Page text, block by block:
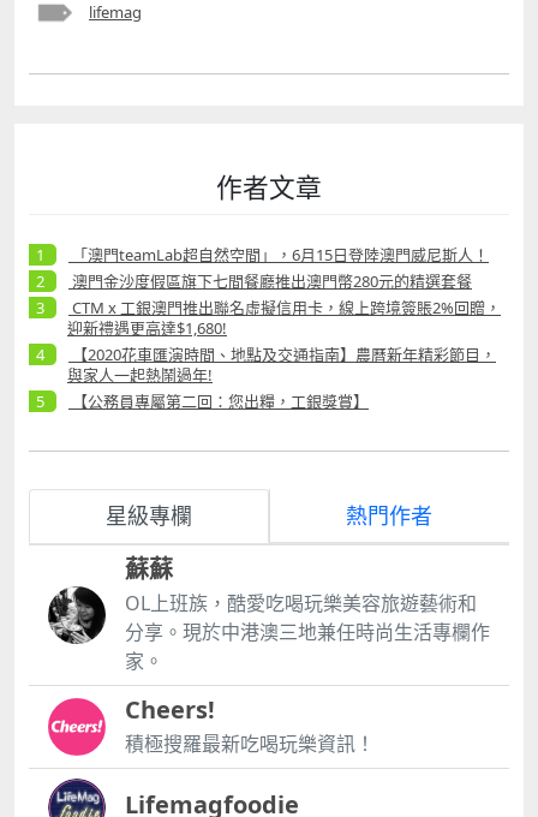
lifemag
作者文章
「澳門teamLab超自然空間」，6月15日登陸澳門威尼斯人！
澳門金沙度假區旗下七間餐廳推出澳門幣280元的精選套餐
CTM x 工銀澳門推出聯名虛擬信用卡，線上跨境簽賬2%回贈，
迎新禮遇更高達$1,680!
【2020花車匯演時間、地點及交通指南】農曆新年精彩節目，
與家人一起熱鬧過年!
【公務員專屬第二回：您出糧，工銀獎賞】
星級專欄 熱門作者
蘇蘇
OL上班族，酷愛吃喝玩樂美容旅遊藝術和
分享。現於中港澳三地兼任時尚生活專欄作
家。
Cheers!
積極搜羅最新吃喝玩樂資訊！
Lifemagfoodie